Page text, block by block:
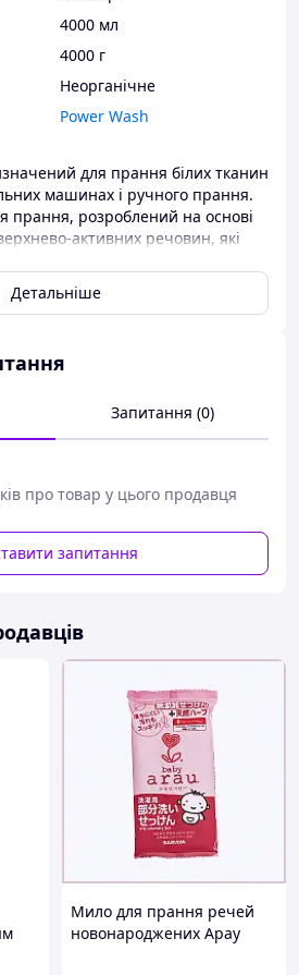
4000 мл
4000 г
Неорганічне
Power Wash
для прання білих тканин
машинах і ручного прання.
прання, розроблений на основі
активних речовин, які
підходить для прання
синтетичних тканин, а також
до алергії, оскільки не
входять аніонні та неіонні
з високою мийною
та надає речам.
жорсткість води, запобігає
Детальніше
Запитання (0)
про товар у цього продавця
запитання
Мило для прання речей
новонароджених Арау